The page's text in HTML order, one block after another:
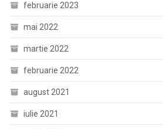
februarie 2023
mai 2022
martie 2022
februarie 2022
august 2021
iulie 2021